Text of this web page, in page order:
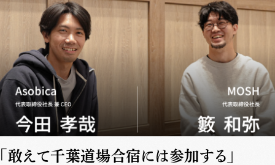
「敢えて千葉道場合宿には参加する」